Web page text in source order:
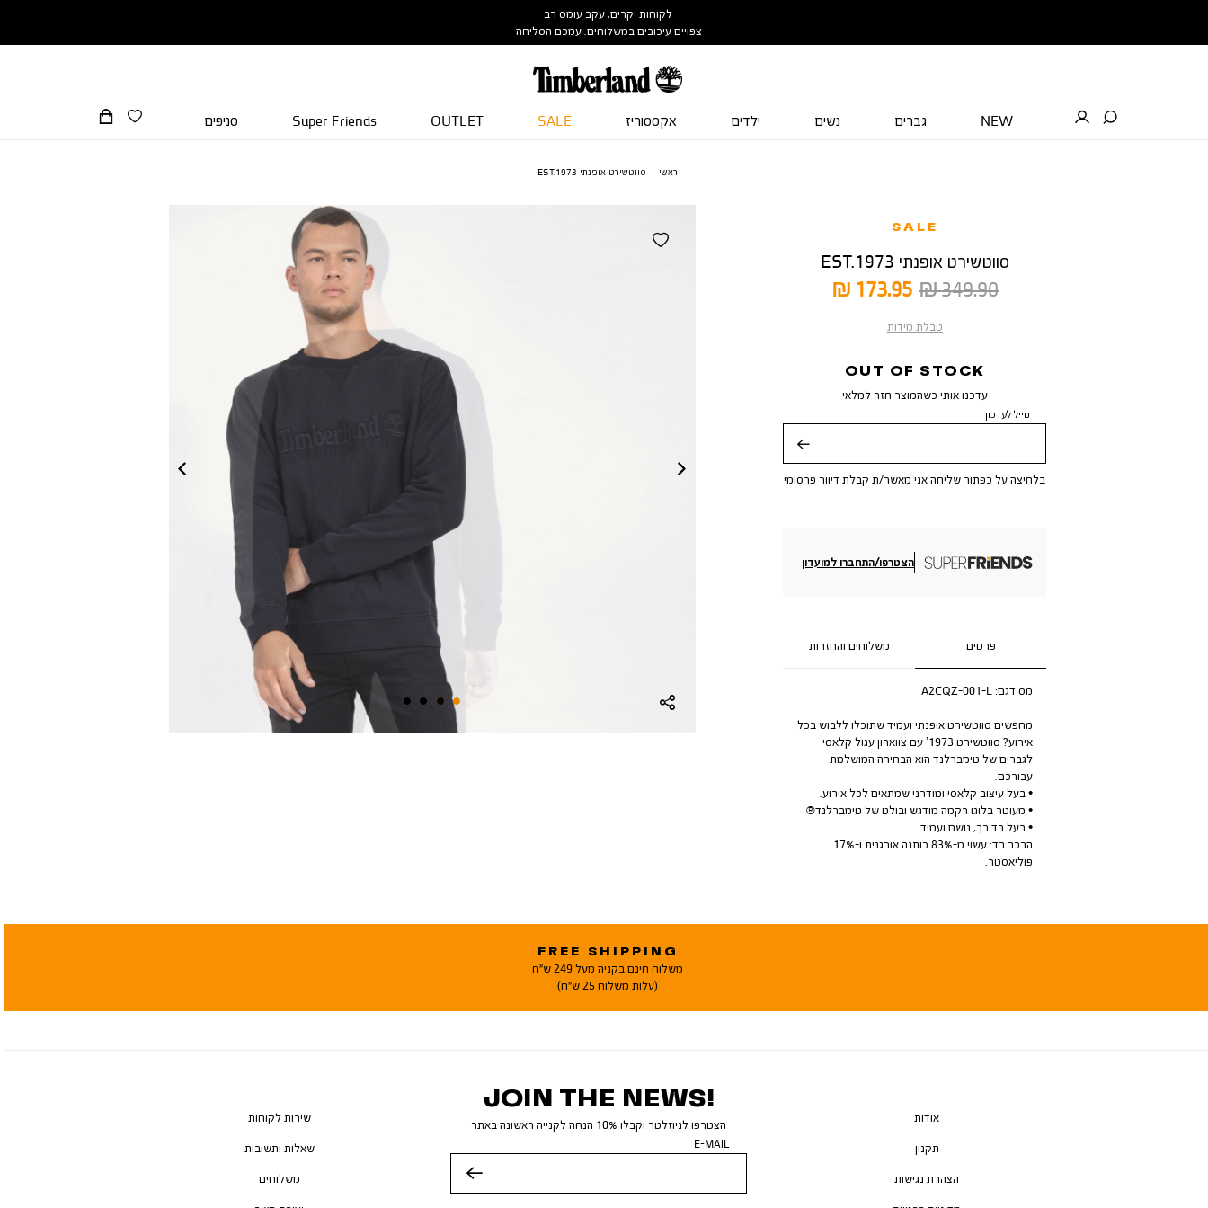
לקוחות יקרים, עקב עומס רב
צפויים עיכובים במשלוחים. עמכם הסליחה
NEW גברים נשים ילדים אקססוריז SALE
OUTLET
Super Friends סניפים
ראשי סווטשירט אופנתי EST.1973
SALE
סווטשירט אופנתי EST.1973
מחיר
173.95 ₪
מחיר
349.90 ₪
טבלת מידות
OUT OF STOCK
עדכנו אותי כשהמוצר חזר למלאי
מייל לעדכון
בלחיצה על כפתור שליחה אני מאשר/ת קבלת דיוור פרסומי
הצטרפו/התחברו למועדון
פרטים משלוחים והחזרות
מס דגם: A2CQZ-001-L
מחפשים סווטשירט אופנתי ועמיד שתוכלו ללבוש בכל
אירוע? סווטשירט 1973’ עם צווארון עגול קלאסי
לגברים של טימברלנד הוא הבחירה המושלמת
עבורכם.
• בעל עיצוב קלאסי ומודרני שמתאים לכל אירוע.
• מעוטר בלוגו רקמה מודגש ובולט של טימברלנד®
• בעל בד רך, נושם ועמיד.
הרכב בד: עשוי מ-83% כותנה אורגנית ו-17%
פוליאסטר.
FREE SHIPPING
משלוח חינם בקניה מעל 249 ש"ח
(עלות משלוח 25 ש"ח)
JOIN THE NEWS!
הצטרפו לניוזלטר וקבלו 10% הנחה לקנייה ראשונה באתר
E-MAIL
אודות
תקנון
הצהרת נגישות
שירות לקוחות
שאלות ותשובות
משלוחים